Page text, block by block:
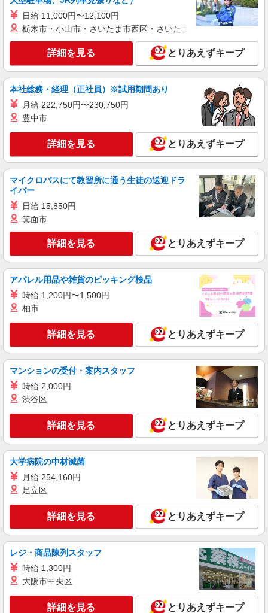
アルバイト パート
ケンタッキーフライドチキン 小山南店
カウンター・キッチンスタッフ ＜優先募集日
時＞土日祝 フルタイム
時給1100円 ＜高校生＞時給1070円
栃木県小山市西城南3-1-10
キープ 詳細を見る
ケンタッキーフライドチキン 小山南店
カウンター・キッチンスタッフ ＜優先募集日
時＞土日祝 フルタイム
時給1100円 ＜高校生＞時給1070円
詳細を見る
パート
ケンタッキーフライドチキン イオンモール小山店
カウンター・キッチンスタッフ ＜優先募集日
時＞日曜 フルタイム
時給1100円 ＜高校生＞時給1070円
キープ 詳細を見る
アルバイト パート
すき家 4号小山間々田店
すき家の店舗スタッフ（接客・調理・清掃な
時給1,413円
栃木県小山市間々田五料2416-5
キープ 詳細を見る
アルバイト
すき家の店舗スタッフ（接客・調理・清掃な
時給1,150円 ※22:00〜翌5:00：時給1,450円 ※
高校生時給1,150円 ※早朝手当（5:00〜9:00）時給
キープ 詳細を見る
日給 11,000円〜12,100円
栃木市・小山市・さいたま市西区・さいたま市岩槻区・久喜市・
詳細を見る とりあえずキープ
本社総務・経理（正社員）※試用期間あり
月給 222,750円〜230,750円
豊中市
詳細を見る とりあえずキープ
マイクロバスにて教習所に通う生徒の送迎ドラ
イバー
日給 15,850円
箕面市
詳細を見る とりあえずキープ
アパレル用品や雑貨のピッキング検品
時給 1,200円〜1,500円
柏市
詳細を見る とりあえずキープ
マンションの受付・案内スタッフ
時給 2,000円
渋谷区
詳細を見る とりあえずキープ
大学病院の中材滅菌
月給 254,160円
足立区
詳細を見る とりあえずキープ
レジ・商品陳列スタッフ
時給 1,300円
大阪市中央区
詳細を見る とりあえずキープ